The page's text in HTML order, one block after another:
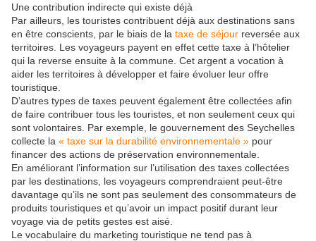
Une contribution indirecte qui existe déjà
Par ailleurs, les touristes contribuent déjà aux destinations sans
en être conscients, par le biais de la taxe de séjour reversée aux
territoires. Les voyageurs payent en effet cette taxe à l’hôtelier
qui la reverse ensuite à la commune. Cet argent a vocation à
aider les territoires à développer et faire évoluer leur offre
touristique.
D’autres types de taxes peuvent également être collectées afin
de faire contribuer tous les touristes, et non seulement ceux qui
sont volontaires. Par exemple, le gouvernement des Seychelles
collecte la « taxe sur la durabilité environnementale » pour
financer des actions de préservation environnementale.
En améliorant l’information sur l’utilisation des taxes collectées
par les destinations, les voyageurs comprendraient peut-être
davantage qu’ils ne sont pas seulement des consommateurs de
produits touristiques et qu’avoir un impact positif durant leur
voyage via de petits gestes est aisé.
Le vocabulaire du marketing touristique ne tend pas à